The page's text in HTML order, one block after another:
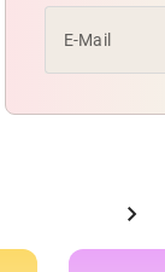
E-Mail
chevron_right